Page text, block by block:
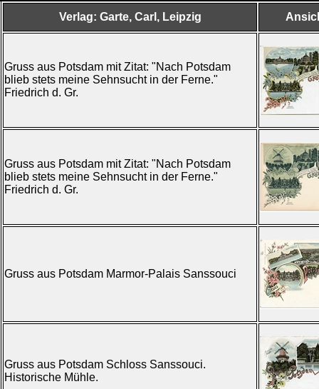
Verlag: Garte, Carl, Leipzig
Gruss aus Potsdam mit Zitat: "Nach Potsdam
blieb stets meine Sehnsucht in der Ferne."
Friedrich d. Gr.
Gruss aus Potsdam mit Zitat: "Nach Potsdam
blieb stets meine Sehnsucht in der Ferne."
Friedrich d. Gr.
Gruss aus Potsdam Marmor-Palais Sanssouci
Gruss aus Potsdam Schloss Sanssouci.
Historische Mühle.